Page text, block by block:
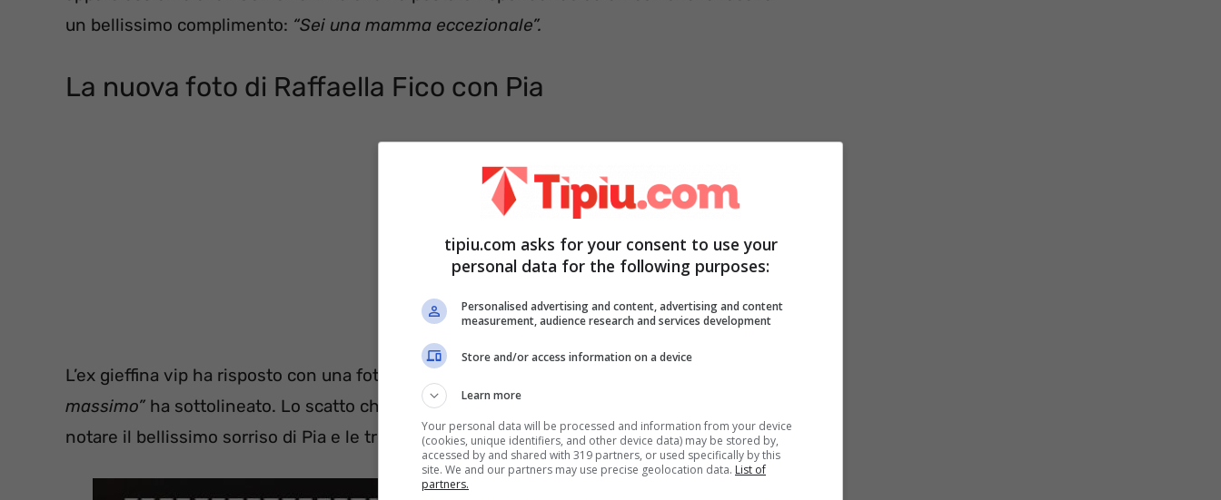
un bellissimo complimento: “Sei una mamma eccezionale”.
La nuova foto di Raffaella Fico con Pia
L’ex gieffina vip ha risposto con una foto di lei e Pia vicine vicine:
massimo” ha sottolineato. Lo scatto che vuole proteggere
notare il bellissimo sorriso di Pia e le treccine che le adornano il viso.
tipiu.com asks for your consent to use your
personal data for the following purposes:
Personalised advertising and content, advertising and content
measurement, audience research and services development
Store and/or access information on a device
Learn more
Your personal data will be processed and information from your device
(cookies, unique identifiers, and other device data) may be stored by,
accessed by and shared with 319 partners, or used specifically by this
site. We and our partners may use precise geolocation data. List of
partners.